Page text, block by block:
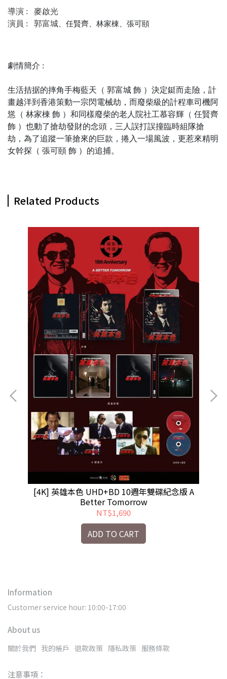
導演 : 麥啟光
演員 : 郭富城 、任賢齊 林家棟 張可頤
劇情簡介 :
生活拮据的摔角手梅藍天（ 郭富城 飾 ）決定鋌而走險，計
畫越洋到香港策動一宗閃電械劫，而廢柴級的計程車司機阿
慫（ 林家棟 飾 ）和同樣廢柴的老人院社工慕容輝（ 任賢齊
飾 ）也動了搶劫發財的念頭，三人誤打誤撞臨時組隊搶
劫，為了追蹤一筆搶來的巨款，捲入一場風波，更惹來精明
女幹探（ 張可頤 飾 ）的追捕。
Related Products
[4K] 英雄本色 UHD+BD 10週年雙碟紀念版 A
Better Tomorrow
NT$1,690
ADD TO CART
Information
Customer service hour: 10:00-17:00
About us
關於我們 我的帳戶 退款政策 隱私政策 服務條款
注意事項：